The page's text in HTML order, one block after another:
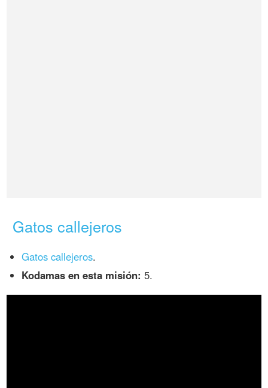
Gatos callejeros
Gatos callejeros.
Kodamas en esta misión: 5.